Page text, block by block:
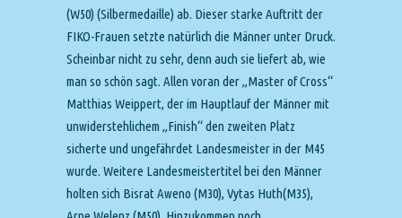
(W50) (Silbermedaille) ab. Dieser starke Auftritt der
FIKO-Frauen setzte natürlich die Männer unter Druck.
Scheinbar nicht zu sehr, denn auch sie liefert ab, wie
man so schön sagt. Allen voran der „Master of Cross“
Matthias Weippert, der im Hauptlauf der Männer mit
unwiderstehlichem „Finish“ den zweiten Platz
sicherte und ungefährdet Landesmeister in der M45
wurde. Weitere Landesmeistertitel bei den Männer
holten sich Bisrat Aweno (M30), Vytas Huth(M35),